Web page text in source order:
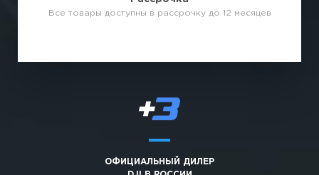
Все товары доступны в рассрочку до 12 месяцев
ОФИЦИАЛЬНЫЙ ДИЛЕР